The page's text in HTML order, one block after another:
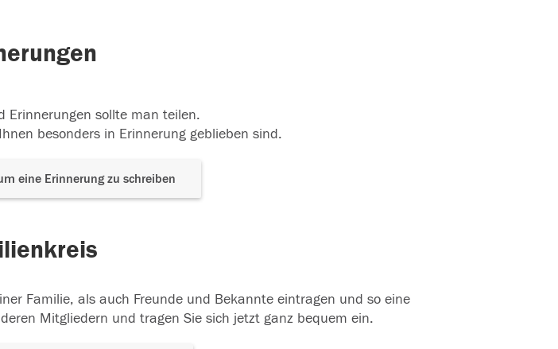
Erinnerungen sollte man teilen.
besonders in Erinnerung geblieben sind.
eine Erinnerung zu schreiben
Familie, als auch Freunde und Bekannte eintragen und so eine
Mitgliedern und tragen Sie sich jetzt ganz bequem ein.